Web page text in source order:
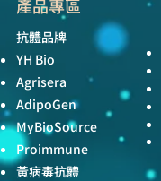
產品專區
抗體品牌
YH Bio
Agrisera
AdipoGen
MyBioSource
Proimmune
黃病毒抗體